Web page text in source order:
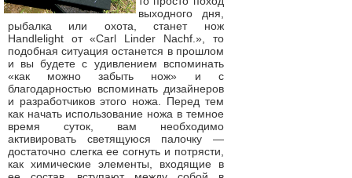
выходного дня,
рыбалка или охота, станет нож
Handlelight от «Carl Linder Nachf.», то
подобная ситуация останется в прошлом
и вы будете с удивлением вспоминать
«как можно забыть нож» и с
благодарностью вспоминать дизайнеров
и разработчиков этого ножа. Перед тем
как начать использование ножа в темное
время суток, вам необходимо
активировать светящуюся палочку —
достаточно слегка ее согнуть и потрясти,
как химические элементы, входящие в